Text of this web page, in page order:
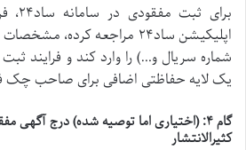
برای
اپلیکیشن ساد۲۴ مراجعه
شماره سریال و…) را وارد کند و فرایند
یک لایه حفاظتی اضافی برای صاحب چک
گام ۴: (اختیاری اما توصیه شده) درج آگهی
کثیرالانتشار